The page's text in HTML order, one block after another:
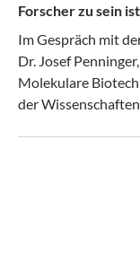
Forscher zu sein
Im Gespräch mit
Dr. Josef
Molekulare
der